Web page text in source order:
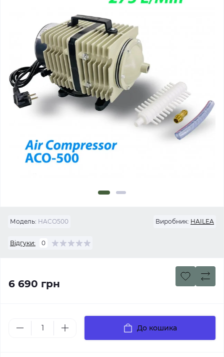
Модель: HACO500 Виробник: HAILEA
Відгуки: 0
6 690 грн
До кошика